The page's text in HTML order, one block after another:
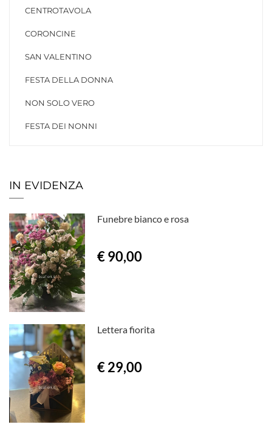
CENTROTAVOLA
CORONCINE
SAN VALENTINO
FESTA DELLA DONNA
NON SOLO VERO
FESTA DEI NONNI
IN EVIDENZA
Funebre bianco e rosa
€ 90,00
Lettera fiorita
€ 29,00